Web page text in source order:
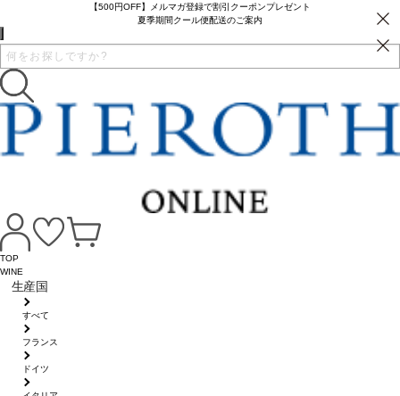
【500円OFF】メルマガ登録で割引クーポンプレゼント
夏季期間クール便配送のご案内
TOP
WINE
生産国
すべて
フランス
ドイツ